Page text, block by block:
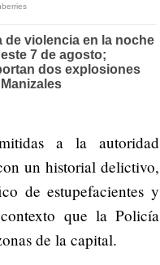
a la autoridad
un historial delictivo,
de estupefacientes y
que la Policía
de la capital.